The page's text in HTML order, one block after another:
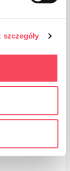
szczegóły